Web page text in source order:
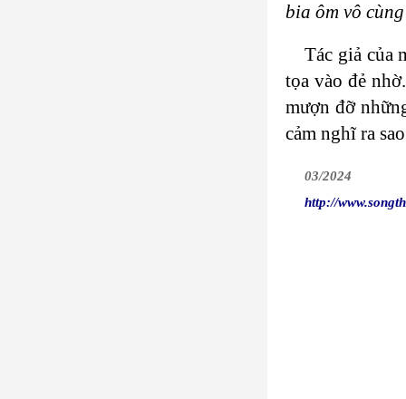
bia ôm vô
Tác giả của
tọa vào đẻ
mượn đỡ
cảm nghĩ ra
03/2024
http://